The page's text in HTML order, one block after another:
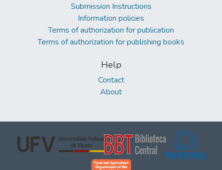
Submission Instructions
Information policies
Terms of authorization for publication
Terms of authorization for publishing books
Help
Contact
About